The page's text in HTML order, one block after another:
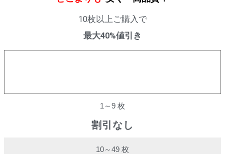
10枚以上ご購入で
最大40%値引き
1～9 枚
割引なし
10～49 枚